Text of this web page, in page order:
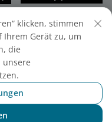
Son Str.,
(+84-24) 38722375.
0100107518,
klicken, stimmen
Ihrem Gerät zu, um
die
unsere